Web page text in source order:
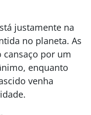
justamente na
no planeta. As
cansaço por um
enquanto
venha